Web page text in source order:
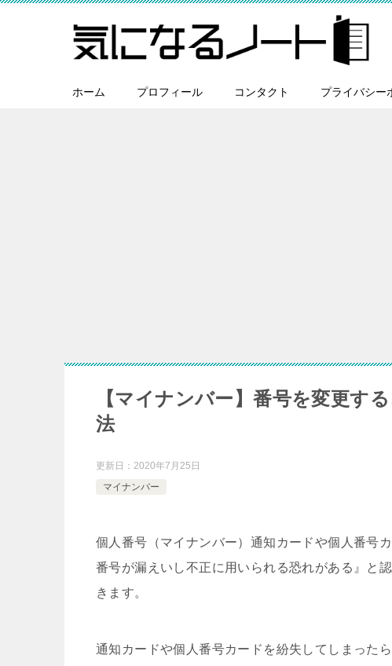
ホーム プロフィール コンタクト プライバシー
【マイナンバー】番号を変更す
法
更新日： 2020年7月25日
マイナンバー
個人番号（マイナンバー）通知カードや個人番号
番号が漏えいし不正に用いられる恐れがある』と
きます。
通知カードや個人番号カードを紛失してしまった